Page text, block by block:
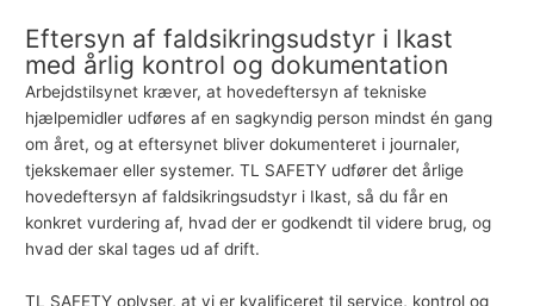
Eftersyn af faldsikringsudstyr i Ikast
med årlig kontrol og dokumentation
Arbejdstilsynet kræver, at hovedeftersyn af tekniske
hjælpemidler udføres af en sagkyndig person mindst én gang
om året, og at eftersynet bliver dokumenteret i journaler,
tjekskemaer eller systemer. TL SAFETY udfører det årlige
hovedeftersyn af faldsikringsudstyr i Ikast, så du får en
konkret vurdering af, hvad der er godkendt til videre brug, og
hvad der skal tages ud af drift.
TL SAFETY oplyser, at vi er kvalificeret til service, kontrol og